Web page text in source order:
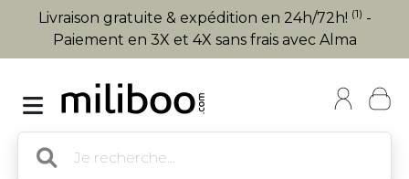
Livraison gratuite & expédition en 24h/72h! (1) -
Paiement en 3X et 4X sans frais avec Alma